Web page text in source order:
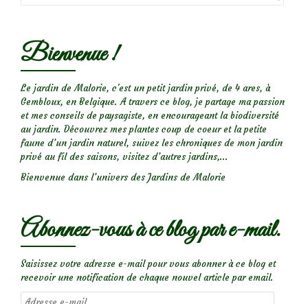
Bienvenue !
Le jardin de Malorie, c'est un petit jardin privé, de 4 ares, à
Gembloux, en Belgique. A travers ce blog, je partage ma passion
et mes conseils de paysagiste, en encourageant la biodiversité
au jardin. Découvrez mes plantes coup de coeur et la petite
faune d’un jardin naturel, suivez les chroniques de mon jardin
privé au fil des saisons, visitez d’autres jardins,...
Bienvenue dans l’univers des Jardins de Malorie
Abonnez-vous à ce blog par e-mail.
Saisissez votre adresse e-mail pour vous abonner à ce blog et
recevoir une notification de chaque nouvel article par email.
Adresse